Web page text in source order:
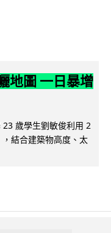
地圖 一日暴增
23 歲學生劉敏俊利用 2
結合建築物高度、太